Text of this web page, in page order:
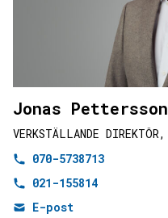
Jonas Pettersson
VERKSTÄLLANDE DIREKTÖR,
070-5738713
021-155814
E-post